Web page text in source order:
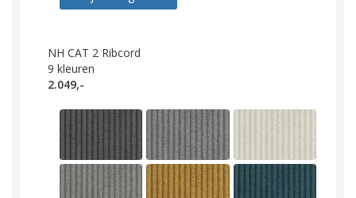
NH CAT 2 Ribcord
9 kleuren
2.049,-